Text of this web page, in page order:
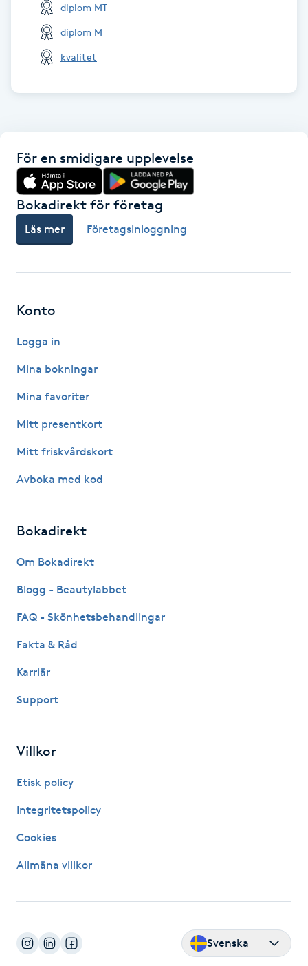
Kinesiologi
Kinesisk medicin
Klangmassage
Klippning
Kosmetisk tatuering
Kroppsinpackning
Kroppspeeling
Kärlbehandling
Laserbehandling
LED-ljusterapi
LPG-behandling
diplom MT
diplom M
kvalitet
För en smidigare upplevelse
Bokadirekt för företag
Läs mer Företagsinloggning
Konto
Logga in
Mina bokningar
Mina favoriter
Mitt presentkort
Mitt friskvårdskort
Avboka med kod
Bokadirekt
Om Bokadirekt
Blogg - Beautylabbet
FAQ - Skönhetsbehandlingar
Fakta & Råd
Karriär
Support
Villkor
Etisk policy
Integritetspolicy
Cookies
Allmäna villkor
Svenska